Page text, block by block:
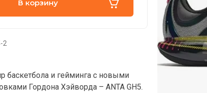
В корзину
2
баскетбола и гейминга с новыми
Гордона Хэйворда – ANTA GH5.